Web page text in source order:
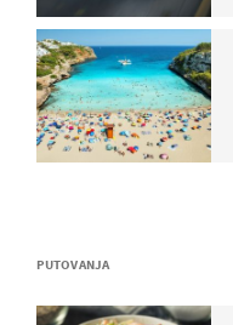
PUTOVANJA